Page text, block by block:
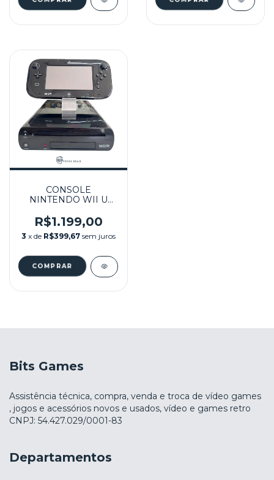
CONSOLE
NINTENDO WII U
DESBLOQUEADO (2
JOGOS) SEMINOVO -
WII U
R$1.199,00
3 x de R$399,67 sem juros
Bits Games
Assistência técnica, compra, venda e troca de vídeo games
, jogos e acessórios novos e usados, vídeo e games retro
CNPJ: 54.427.029/0001-83
Departamentos